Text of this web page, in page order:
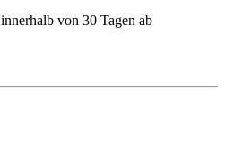
innerhalb von 30 Tagen ab